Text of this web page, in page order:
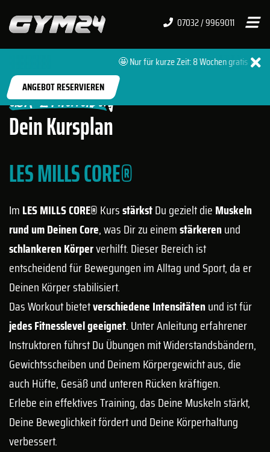
07032 / 9969011
🤩 Nur für kurze Zeit: 8 Wochen gratis 🔥 +
ANGEBOT RESERVIEREN
HERRENBERG PREMIUM
Dein Kursplan
GYM-24 Herrenberg
LES MILLS CORE®
ImLES MILLS CORE®KursstärkstDu gezielt dieMuskeln
rund um Deinen Core, was Dir zu einemstärkerenund
schlankeren Körperverhilft. Dieser Bereich ist
entscheidend für Bewegungen im Alltag und Sport, da er
Deinen Körper stabilisiert.
Das Workout bietetverschiedene Intensitätenund ist für
jedes Fitnesslevel geeignet. Unter Anleitung erfahrener
Instruktoren führst Du Übungen mit Widerstandsbändern,
Gewichtsscheiben und Deinem Körpergewicht aus, die
auch Hüfte, Gesäß und unteren Rücken kräftigen.
Erlebe ein effektives Training, das Deine Muskeln stärkt,
Deine Beweglichkeit fördert und Deine Körperhaltung
verbessert.